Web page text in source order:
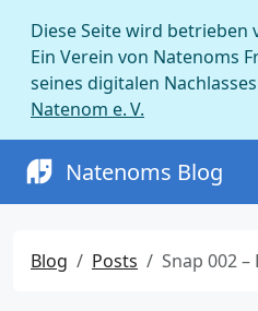
Diese Seite wird betrieben
Ein Verein von Natenoms
seines digitalen
Natenom e. V.
Natenoms Blog
Blog Posts Snap 002 – Das